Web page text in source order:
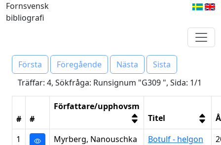
Fornsvensk
bibliografi
Första Föregående Nästa
Sista
Träffar: 4, Sökfråga: Runsignum "G309 ", Sida: 1/1
# #
Författare/upphovsm
Titel
1
Myrberg, Nanouschka
Botulf - helgon